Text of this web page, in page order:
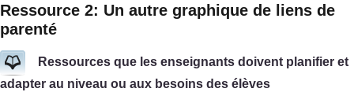
Ressource 2: Un autre graphique de liens de
parenté
Ressources que les enseignants doivent planifier et
adapter au niveau ou aux besoins des élèves